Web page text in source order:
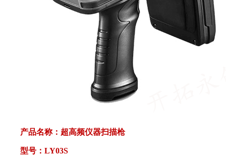
产品名称： 超高频仪器扫描枪
型号：LY03S